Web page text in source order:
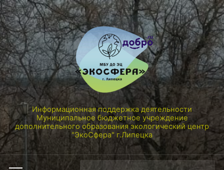
Информационная поддержка деятельности
Муниципальное бюджетное учреждение
дополнительного образования экологический центр
"ЭкоСфера" г.Липецка
Поиск